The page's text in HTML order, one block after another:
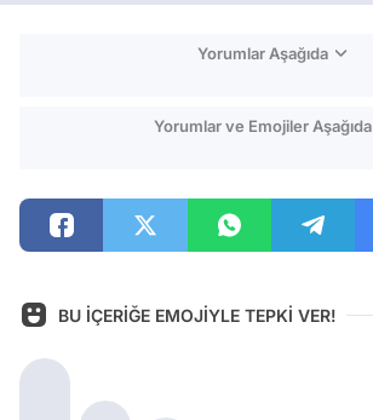
Yorumlar Aşağıda
Yorumlar ve Emojiler Aşağıda
BU İÇERİĞE EMOJİYLE TEPKİ VER!